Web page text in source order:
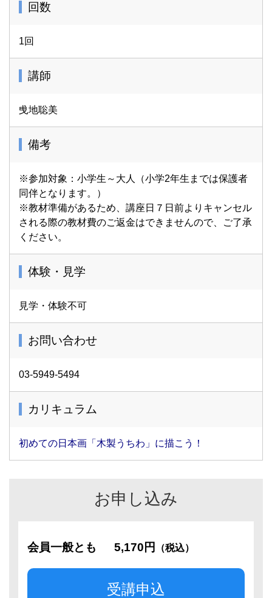
回数
1回
講師
曵地聡美
備考
※参加対象：小学生～大人（小学2年生までは保護者
同伴となります。）
※教材準備があるため、講座日７日前よりキャンセル
される際の教材費のご返金はできませんので、ご了承
ください。
体験・見学
見学・体験不可
お問い合わせ
03-5949-5494
カリキュラム
初めての日本画「木製うちわ」に描こう！
お申し込み
会員一般とも 5,170円 （税込）
受講申込